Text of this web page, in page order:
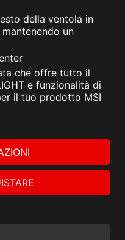
della ventola in
un
che offre tutto il
e funzionalità di
il tuo prodotto MSI